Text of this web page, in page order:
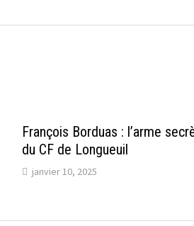
François Borduas : l’arme
du CF de Longueuil
janvier 10, 2025